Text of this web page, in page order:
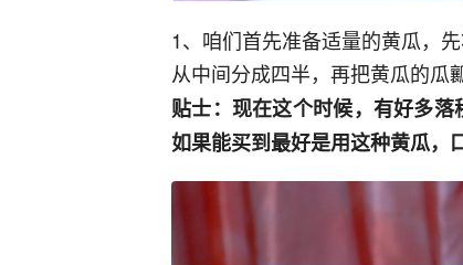
1、咱们首先准备适量的黄瓜，
从中间分成四半，再把黄瓜的瓜
贴士：现在这个时候，有好多落
如果能买到最好是用这种黄瓜，